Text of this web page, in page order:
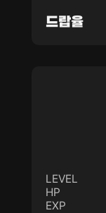
드랍율
LEVEL
HP
EXP